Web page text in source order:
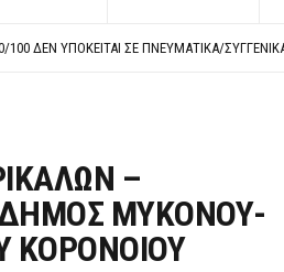
ΓΝΩΣΤΟΠΟΊΗΣΗΣ
–
ΜΥΚΟΝΟΥ-
ΚΟΡΟΝΟΙΟΥ